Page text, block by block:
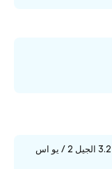
يو اس بي تايب-سي 3.2 الجيل 3.2 الجيل 2 / يو اس